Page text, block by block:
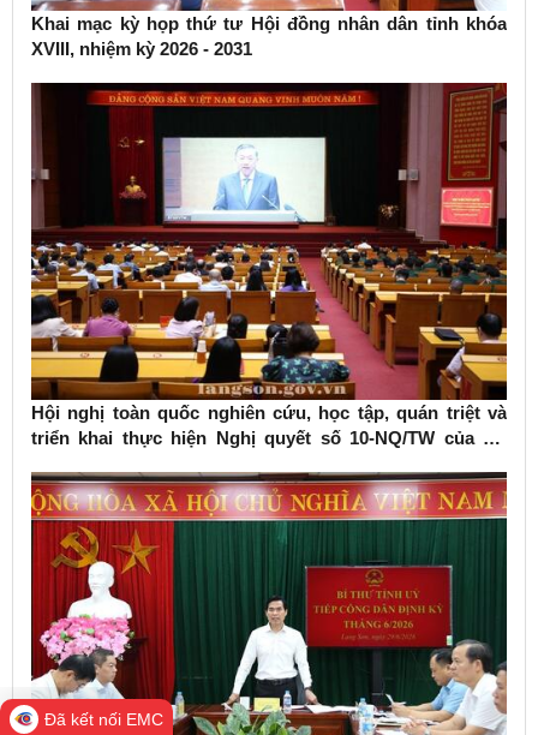
Khai mạc kỳ họp thứ tư Hội đồng nhân dân tỉnh khóa
XVIII, nhiệm kỳ 2026 - 2031
Hội nghị toàn quốc nghiên cứu, học tập, quán triệt và
triển khai thực hiện Nghị quyết số 10-NQ/TW của Bộ
Đã kết nối EMC